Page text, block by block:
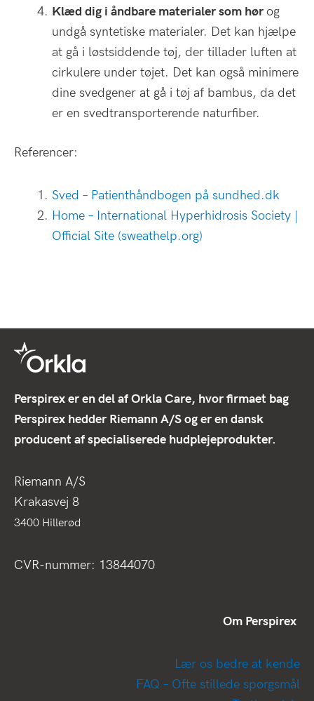
Klæd dig i åndbare materialer som hørog
undgå syntetiske materialer. Det kan hjælpe
at gå i løstsiddende tøj, der tillader luften at
cirkulere under tøjet. Det kan også minimere
dine svedgener at gå i tøj af bambus, da det
er en svedtransporterende naturfiber.
Referencer:
Sved – Patienthåndbogen på sundhed.dk
Home – International Hyperhidrosis Society |
Official Site (sweathelp.org)
Perspirex er en del af Orkla Care, hvor firmaet bag
Perspirex hedder Riemann A/S og er en dansk
producent af specialiserede hudplejeprodukter.
Riemann A/S
Krakasvej 8
3400 Hillerød
CVR-nummer: 13844070
Om Perspirex
Lær os bedre at kende
FAQ – Ofte stillede spørgsmål